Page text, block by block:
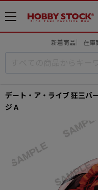
メ
ニ
新着商品 在庫
デート・ア・ライブ 狂三バ
ジ A